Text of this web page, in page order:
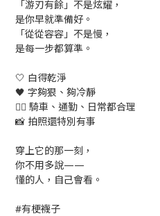
「游刃有餘」不是炫耀，
是你早就準備好。
「從從容容」不是慢，
是每一步都算準。
🤍 白得乾淨
🖤 字夠狠、夠冷靜
🚴‍♂️ 騎車、通勤、日常都合理
📸 拍照還特別有事
穿上它的那一刻，
你不用多說——
懂的人，自己會看。
#有梗襪子